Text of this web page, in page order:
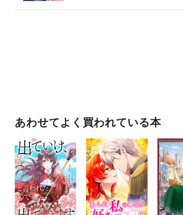
あわせてよく買われている本